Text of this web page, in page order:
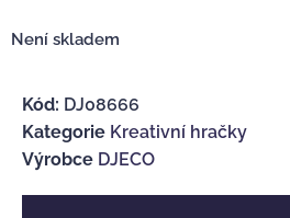
Není skladem
Kód: DJ08666
Kategorie Kreativní hračky
Výrobce DJECO